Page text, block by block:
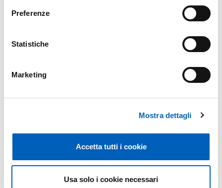
Preferenze
Statistiche
Marketing
Mostra dettagli
Accetta tutti i cookie
Usa solo i cookie necessari
rilascio condizionato al conseguimento del
Ricerca tramite l’obbligo di colmare requisiti di
natura accademica richiesti dal Collegio dei Docenti
Documentazione da presentare
Magnifico Rettore dell’Università di Parma, corredata da
un documento di identità in corso di validità e dal codice
fiscale;
b) Copia del titolo universitario straniero di dottore di